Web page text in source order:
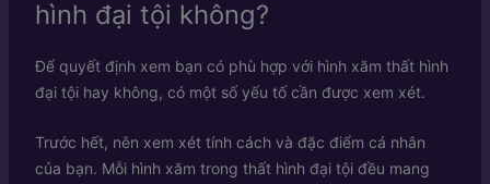
hình đại tội không?
Để quyết định xem bạn có phù hợp với hình xăm thất hình
đại tội hay không, có một số yếu tố cần được xem xét.
Trước hết, nên xem xét tính cách và đặc điểm cá nhân
của bạn. Mỗi hình xăm trong thất hình đại tội đều mang